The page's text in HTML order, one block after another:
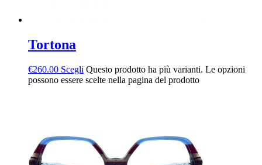
Tortona
€260.00 Scegli Questo prodotto ha più varianti. Le opzioni
possono essere scelte nella pagina del prodotto